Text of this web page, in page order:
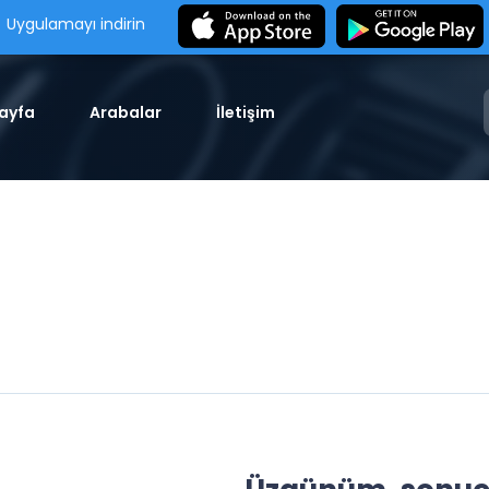
Uygulamayı indirin
Arabalar İletişim